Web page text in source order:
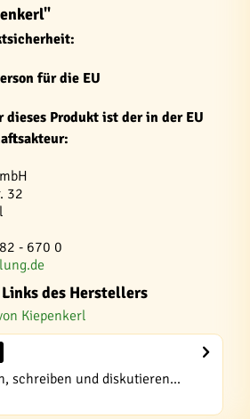
für die EU
Produkt ist der in der EU
32
- 670 0
des Herstellers
Kiepenkerl
schreiben und diskutieren...